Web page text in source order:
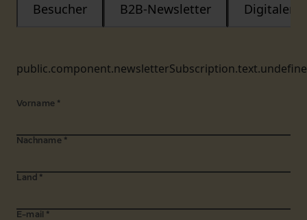
Besucher B2B-Newsletter Digitaler
Vorname *
Nachname *
Land *
E-mail *